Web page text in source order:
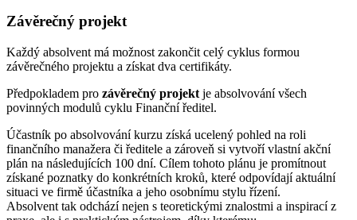
Závěrečný projekt
Každý absolvent má možnost zakončit celý cyklus formou
závěrečného projektu a získat dva certifikáty.
Předpokladem pro závěrečný projekt je absolvování všech
povinných modulů cyklu Finanční ředitel.
Účastník po absolvování kurzu získá ucelený pohled na roli
finančního manažera či ředitele a zároveň si vytvoří vlastní akční
plán na následujících 100 dní. Cílem tohoto plánu je promítnout
získané poznatky do konkrétních kroků, které odpovídají aktuální
situaci ve firmě účastníka a jeho osobnímu stylu řízení.
Absolvent tak odchází nejen s teoretickými znalostmi a inspirací z